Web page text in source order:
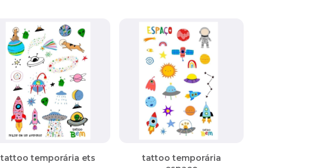
tattoo temporária ets
tattoo temporária